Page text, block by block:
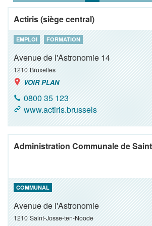
Actiris (siège central)
EMPLOI FORMATION
Avenue de l'Astronomie 14
1210 Bruxelles
VOIR PLAN
0800 35 123
www.actiris.brussels
Administration Communale de
COMMUNAL
Avenue de l'Astronomie
1210 Saint-Josse-ten-Noode